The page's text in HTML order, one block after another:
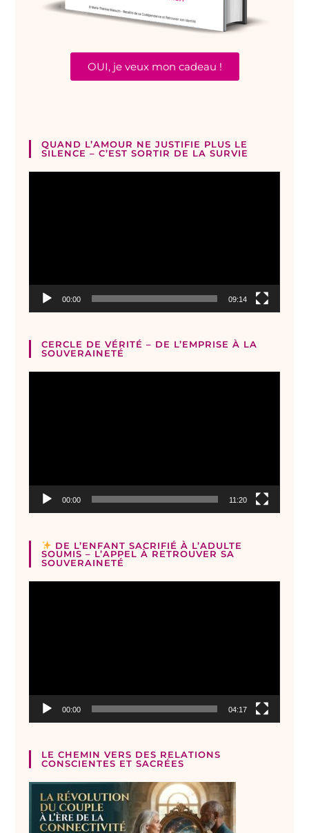
OUI, je veux mon cadeau !
QUAND L’AMOUR NE JUSTIFIE PLUS LE
SILENCE – C’EST SORTIR DE LA SURVIE
00:00 09:14
CERCLE DE VÉRITÉ – DE L’EMPRISE À LA
SOUVERAINETÉ
00:00 11:20
DE L’ENFANT SACRIFIÉ À L’ADULTE
SOUMIS – L’APPEL À RETROUVER SA
SOUVERAINETÉ
00:00 04:17
LE CHEMIN VERS DES RELATIONS
CONSCIENTES ET SACRÉES